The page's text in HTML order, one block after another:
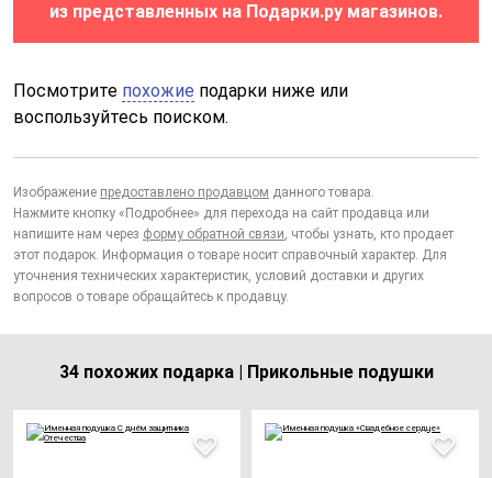
из представленных на Подарки.ру магазинов.
Посмотрите похожие подарки ниже или
воспользуйтесь поиском.
Изображение предоставлено продавцом данного товара.
Нажмите кнопку «Подробнее» для перехода на сайт продавца или
напишите нам через форму обратной связи, чтобы узнать, кто продает
этот подарок. Информация о товаре носит справочный характер. Для
уточнения технических характеристик, условий доставки и других
вопросов о товаре обращайтесь к продавцу.
34 похожих подарка | Прикольные подушки